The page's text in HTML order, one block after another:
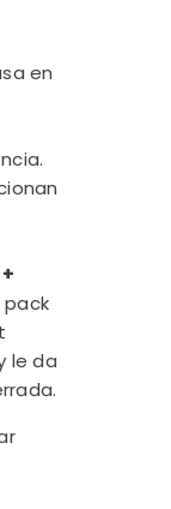
en
pack
le da